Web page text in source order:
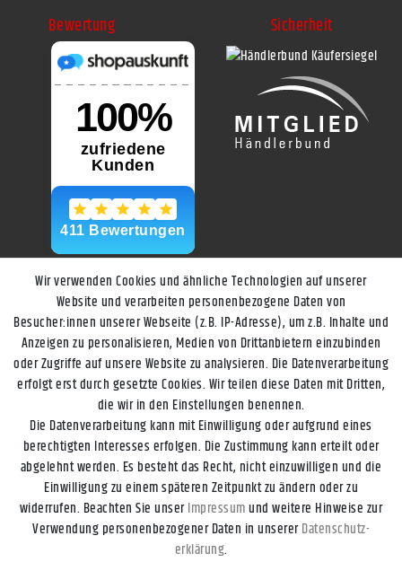
Bewertung Sicherheit
Impressum Daten­schutz­erklärung AGB Widerrufs­recht
Wir verwenden Cookies und ähnliche Technologien auf unserer
Website und verarbeiten personenbezogene Daten von
Besucher:innen unserer Webseite (z.B. IP-Adresse), um z.B. Inhalte und
Anzeigen zu personalisieren, Medien von Drittanbietern einzubinden
oder Zugriffe auf unsere Website zu analysieren. Die Datenverarbeitung
erfolgt erst durch gesetzte Cookies. Wir teilen diese Daten mit Dritten,
die wir in den Einstellungen benennen.
Die Datenverarbeitung kann mit Einwilligung oder aufgrund eines
berechtigten Interesses erfolgen. Die Zustimmung kann erteilt oder
abgelehnt werden. Es besteht das Recht, nicht einzuwilligen und die
Einwilligung zu einem späteren Zeitpunkt zu ändern oder zu
widerrufen. Beachten Sie unserImpressumund weitere Hinweise zur
Verwendung personenbezogener Daten in unsererDaten­schutz­
erklärung.